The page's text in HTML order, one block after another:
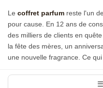
Le coffret parfum reste l'un
pour cause. En 12 ans de
des milliers de clients en
la fête des mères, un
une nouvelle fragrance. Ce
l'effet surprise fonctionne à
☰